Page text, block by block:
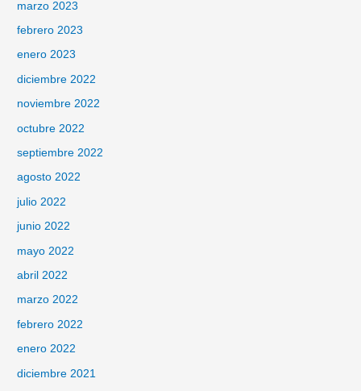
marzo 2023
febrero 2023
enero 2023
diciembre 2022
noviembre 2022
octubre 2022
septiembre 2022
agosto 2022
julio 2022
junio 2022
mayo 2022
abril 2022
marzo 2022
febrero 2022
enero 2022
diciembre 2021